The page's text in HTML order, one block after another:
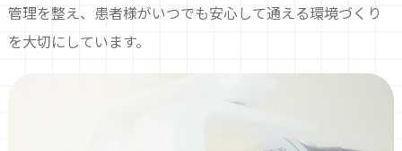
管理を整え、患者様がいつでも安心して通える環境づくり
を大切にしています。